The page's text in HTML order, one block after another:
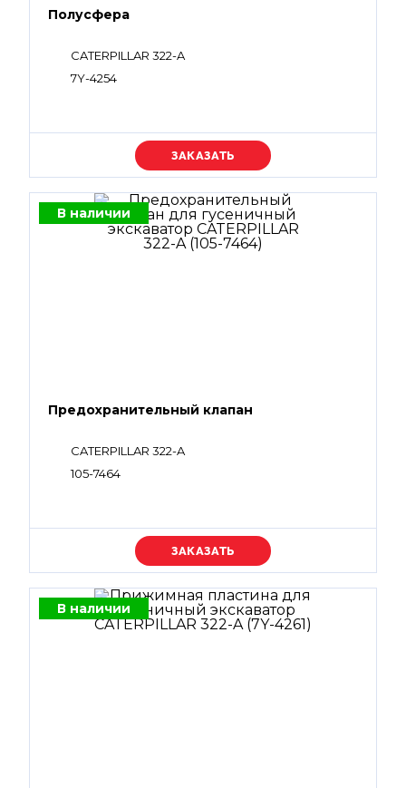
Полусфера
CATERPILLAR 322-A
7Y-4254
Уточняйте цену
В наличии
Предохранительный клапан
CATERPILLAR 322-A
105-7464
Уточняйте цену
В наличии